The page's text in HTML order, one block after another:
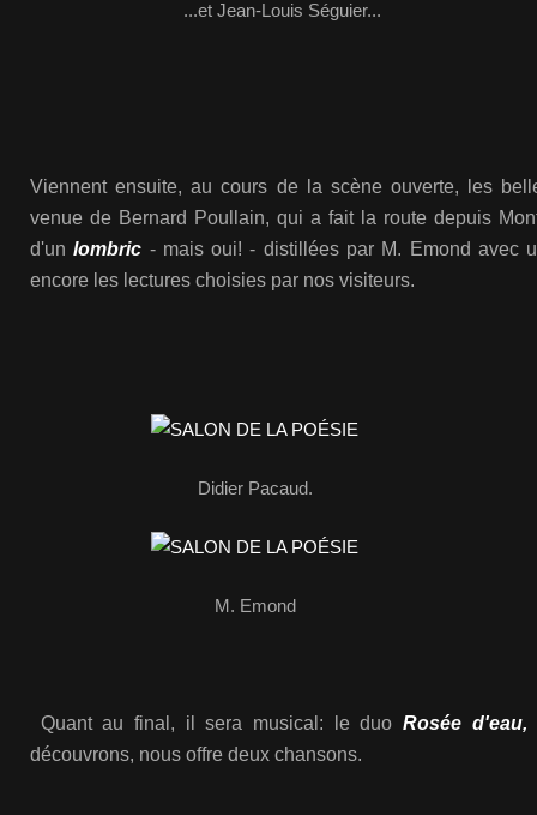
...et Jean-Louis Séguier...
Viennent ensuite, au cours de la scène ouverte, les
venue de Bernard Poullain, qui a fait la route depuis
d'unlombric - mais oui! - distillées par M. Emond avec
encore les lectures choisies par nos visiteurs.
Didier Pacaud.
M. Emond
Quant au final, il sera musical: le duoRosée
découvrons, nous offre deux chansons.